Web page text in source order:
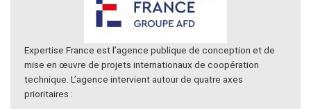
Expertise France est l’agence publique de conception et de
mise en œuvre de projets internationaux de coopération
technique. L’agence intervient autour de quatre axes
prioritaires :